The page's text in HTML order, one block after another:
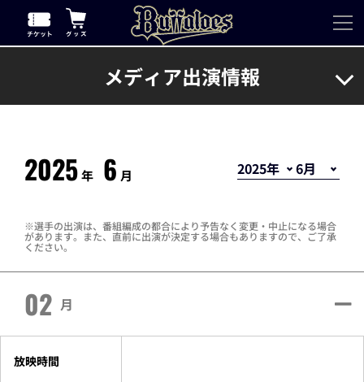
メディア出演情報
2025年 6 月
選手の出演は、番組編成の都合により予告なく変更・中止になる場合
があります。また、直前に出演が決定する場合もありますので、ご了承
ください。
02 月
放映時間